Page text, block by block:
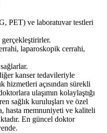
PET) ve laboratuvar testleri
laparoskopik cerrahi,
kanser tedavileriyle
hizmetleri açısından sürekli
ulaşımın kolaylaştığı
sağlık kuruluşları ve özel
hasta memnuniyeti ve kaliteli
En güncel doktor